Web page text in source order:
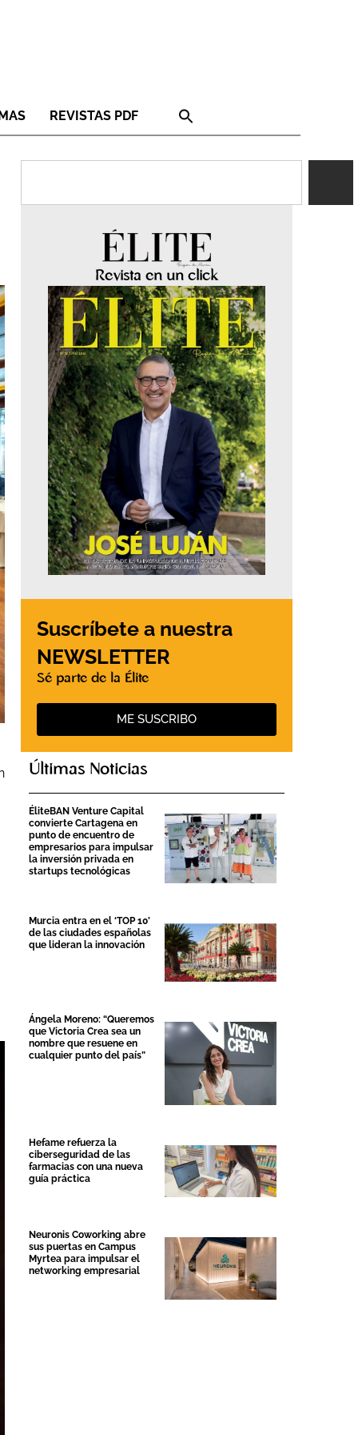
REVISTAS PDF
Revista en un click
Suscríbete a nuestra
NEWSLETTER
Sé parte de la Élite
ME SUSCRIBO
Últimas Noticias
ÉliteBAN Venture Capital
convierte Cartagena en
punto de encuentro de
empresarios para impulsar
la inversión privada en
startups tecnológicas
Murcia entra en el ‘TOP 10’
de las ciudades españolas
que lideran la innovación
Ángela Moreno: “Queremos
que Victoria Crea sea un
nombre que resuene en
cualquier punto del país”
Hefame refuerza la
ciberseguridad de las
farmacias con una nueva
guía práctica
Neuronis Coworking abre
sus puertas en Campus
Myrtea para impulsar el
networking empresarial